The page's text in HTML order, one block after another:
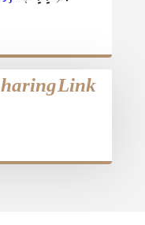
Link